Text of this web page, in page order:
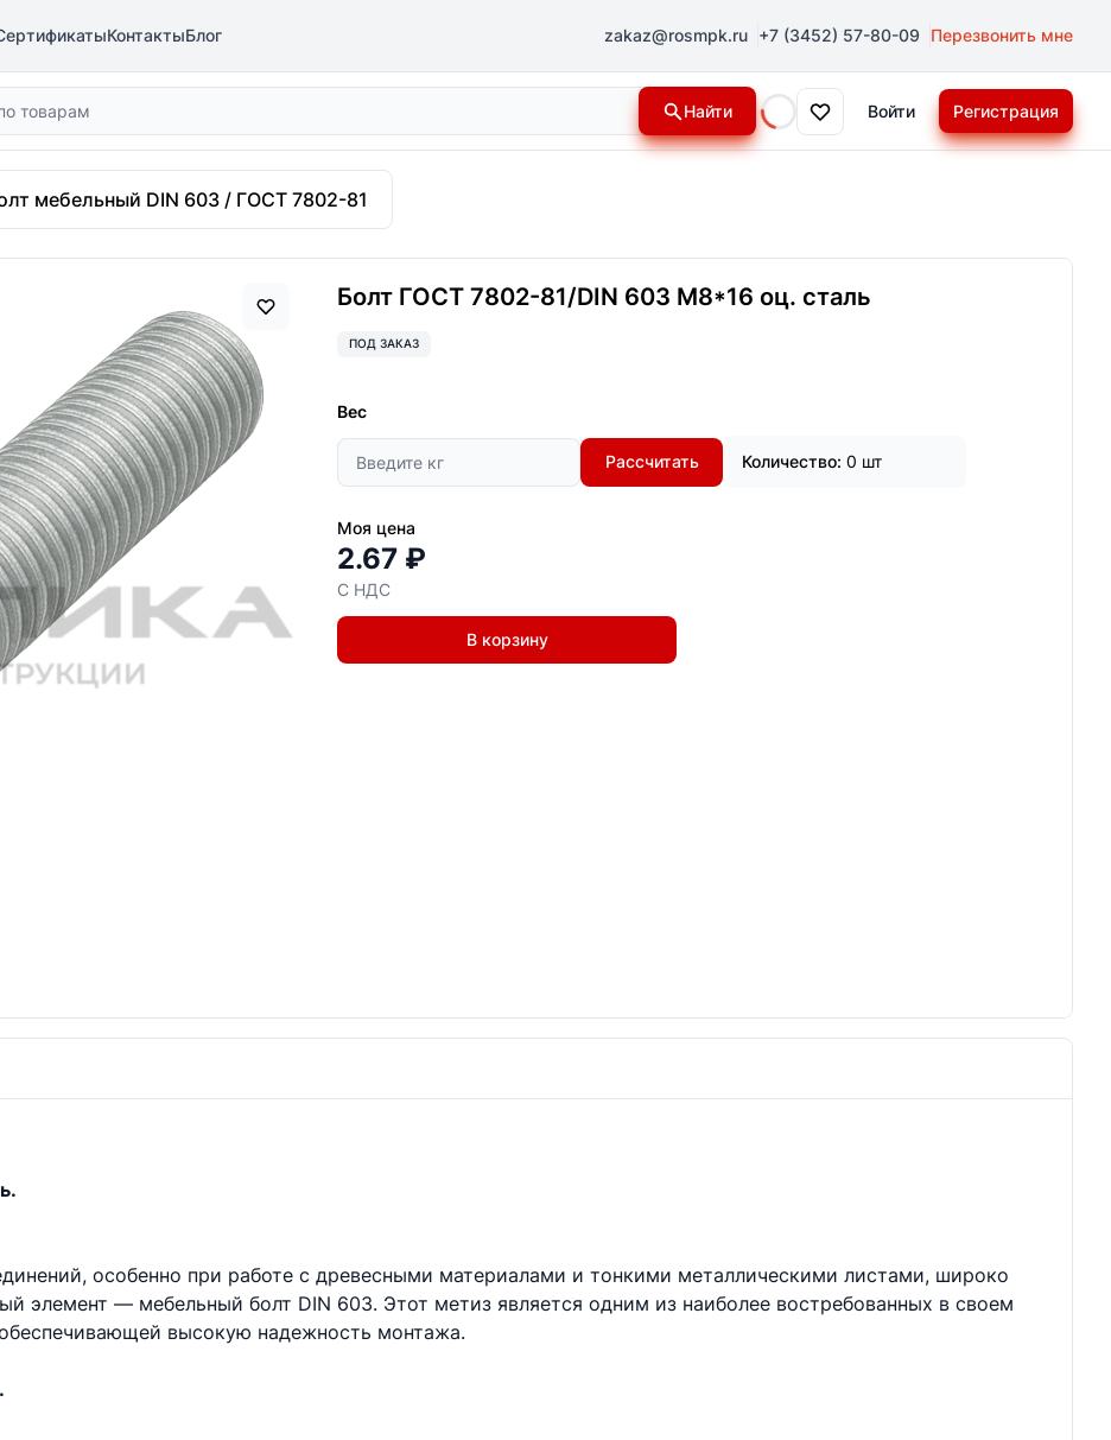
КонтактыБлог zakaz@rosmpk.ru +7 (3452) 57-80-09 Перезвонить мне
Найти
Loading...
Войти Регистрация
мебельный DIN 603 / ГОСТ 7802-81
Болт ГОСТ 7802-81/DIN 603 М8*16 оц. сталь
ПОД ЗАКАЗ
Вес
Рассчитать Количество: 0 шт
Моя цена
2.67 ₽
С НДС
В корзину
особенно при работе с древесными материалами и тонкими металлическими листами, широко
элемент — мебельный болт DIN 603. Этот метиз является одним из наиболее востребованных в своем
высокую надежность монтажа.